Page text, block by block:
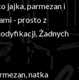
jajka, parmezan i
- prosto z
Żadnych
natka